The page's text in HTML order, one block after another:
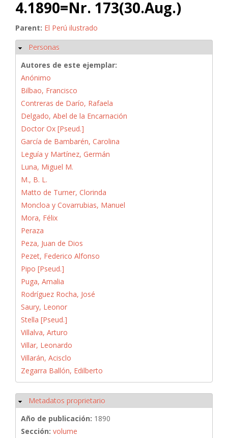
4.1890=Nr. 173(30.Aug.)
Parent: El Perú ilustrado
Ocultar
Personas
Autores de este ejemplar:
Anónimo
Bilbao, Francisco
Contreras de Darío, Rafaela
Delgado, Abel de la Encarnación
Doctor Ox [Pseud.]
García de Bambarén, Carolina
Leguía y Martínez, Germán
Luna, Miguel M.
M., B. L.
Matto de Turner, Clorinda
Moncloa y Covarrubias, Manuel
Mora, Félix
Peraza
Peza, Juan de Dios
Pezet, Federico Alfonso
Pipo [Pseud.]
Puga, Amalia
Rodríguez Rocha, José
Saury, Leonor
Stella [Pseud.]
Villalva, Arturo
Villar, Leonardo
Villarán, Acisclo
Zegarra Ballón, Edilberto
Ocultar
Metadatos proprietario
Año de publicación: 1890
Sección: volume